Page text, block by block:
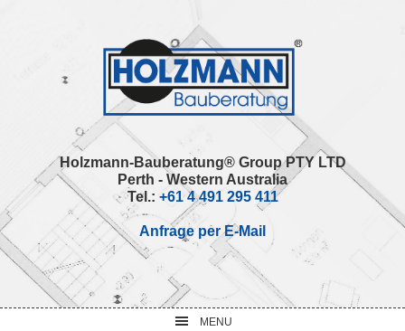
navigation
Holzmann-Bauberatung® Group PTY LTD
Perth - Western Australia
Tel.: +61 4 491 295 411
Anfrage per E-Mail
MENU